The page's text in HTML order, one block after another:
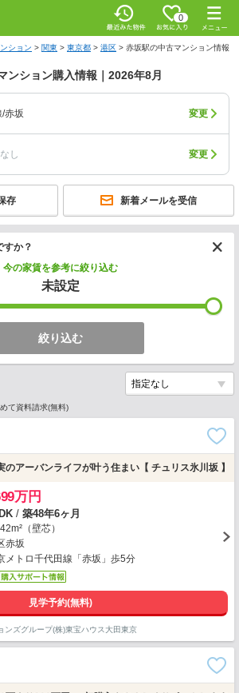
0
ション > 関東 > 東京都 > 港区 > 赤坂駅の中古マンション情報
ンション購入情報｜2026年8月
赤坂 変更
し 変更
存 新着メールを受信
すか？
今の家賃を参考に絞り込む
未設定
絞り込む
て資料請求(無料)
アーバンライフが叶う住まい【 チュリス氷川坂 】
万円
/ 築48年6ヶ月
（壁芯）
赤坂
メトロ千代田線「赤坂」歩5分
見学予約(無料)
ンズグループ(株)東宝ハウス大田東京